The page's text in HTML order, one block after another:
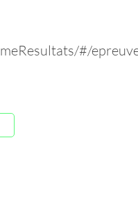
#/